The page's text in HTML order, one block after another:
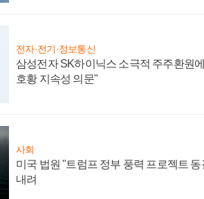
전자·전기·정보통신
삼성전자 SK하이닉스 소극적 주주환원
호황 지속성 의문"
사회
미국 법원 "트럼프 정부 풍력 프로젝트
내려